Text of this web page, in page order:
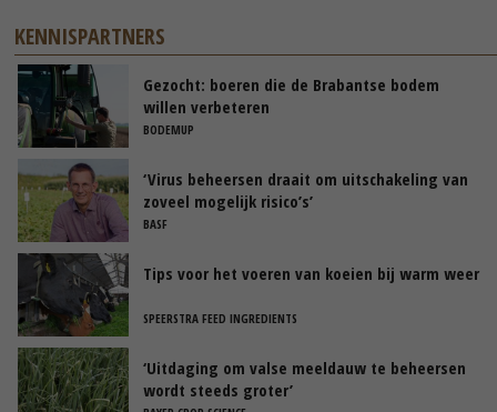
KENNISPARTNERS
Gezocht: boeren die de Brabantse bodem
willen verbeteren
BODEMUP
‘Virus beheersen draait om uitschakeling van
zoveel mogelijk risico’s’
BASF
Tips voor het voeren van koeien bij warm weer
SPEERSTRA FEED INGREDIENTS
‘Uitdaging om valse meeldauw te beheersen
wordt steeds groter’